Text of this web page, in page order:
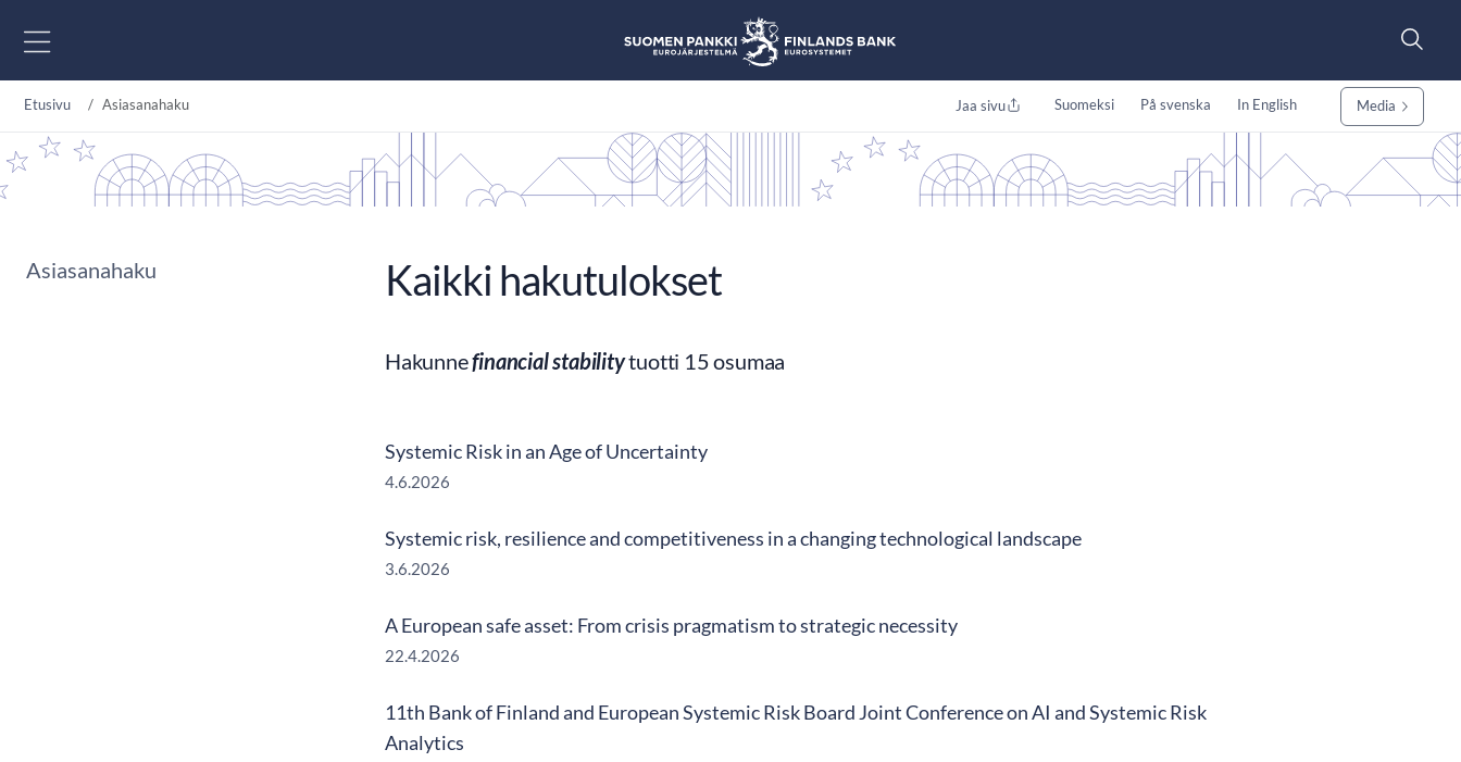
Etusivu Asiasanahaku Jaa sivu Suomeksi På svenska In English Media
Asiasanahaku Kaikki hakutulokset
Hakunnefinancial stabilitytuotti 15 osumaa
Systemic Risk in an Age of Uncertainty
4.6.2026
Systemic risk, resilience and competitiveness in a changing technological landscape
3.6.2026
A European safe asset: From crisis pragmatism to strategic necessity
22.4.2026
11th Bank of Finland and European Systemic Risk Board Joint Conference on AI and Systemic Risk
Analytics